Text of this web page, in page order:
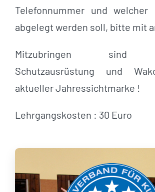
Telefonnummer und welcher
abgelegt werden soll, bitte mit
Mitzubringen sind
Schutzausrüstung und
aktueller Jahressichtmarke !
Lehrgangskosten : 30 Euro